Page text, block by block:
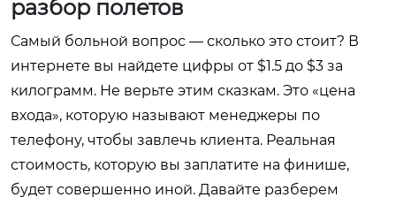
разбор полетов
Самый больной вопрос — сколько это стоит? В
интернете вы найдете цифры от $1.5 до $3 за
килограмм. Не верьте этим сказкам. Это «цена
входа», которую называют менеджеры по
телефону, чтобы завлечь клиента. Реальная
стоимость, которую вы заплатите на финише,
будет совершенно иной. Давайте разберем